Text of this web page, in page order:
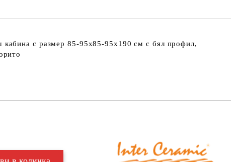
кабина с размер 85-95х85-95х190 см с бял профил,